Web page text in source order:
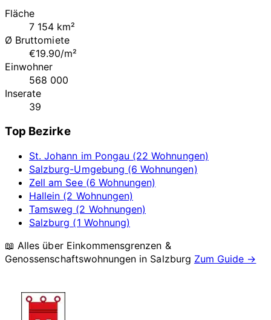
Fläche
7 154 km²
Ø Bruttomiete
€19.90/m²
Einwohner
568 000
Inserate
39
Top Bezirke
St. Johann im Pongau (22 Wohnungen)
Salzburg-Umgebung (6 Wohnungen)
Zell am See (6 Wohnungen)
Hallein (2 Wohnungen)
Tamsweg (2 Wohnungen)
Salzburg (1 Wohnung)
📖 Alles über Einkommensgrenzen &
Genossenschaftswohnungen in Salzburg Zum Guide →